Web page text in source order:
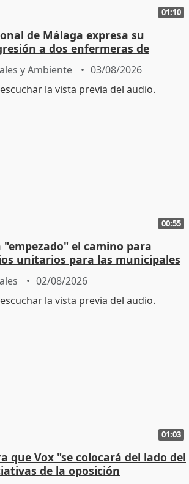
01:10
de Málaga expresa su
a dos enfermeras de
y Ambiente 03/08/2026
00:55
el camino para
unitarios para las municipales
02/08/2026
01:03
que Vox "se colocará del lado del
de la oposición